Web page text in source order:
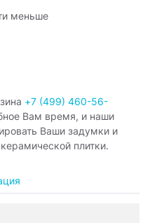
меньше
+7 (499) 460-56-
Вам время, и наши
Ваши задумки и
плитки.